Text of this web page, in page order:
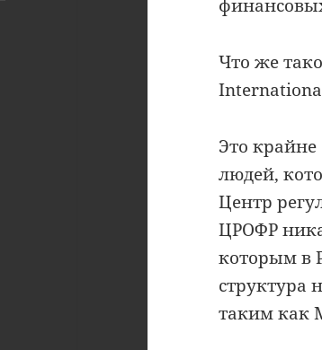
Что же
Это
людей,
Центр
ЦРОФР
которым в
структура
таким как